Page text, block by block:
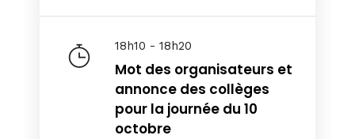
18h10 - 18h20
Mot des organisateurs et
annonce des collèges
pour la journée du 10
octobre